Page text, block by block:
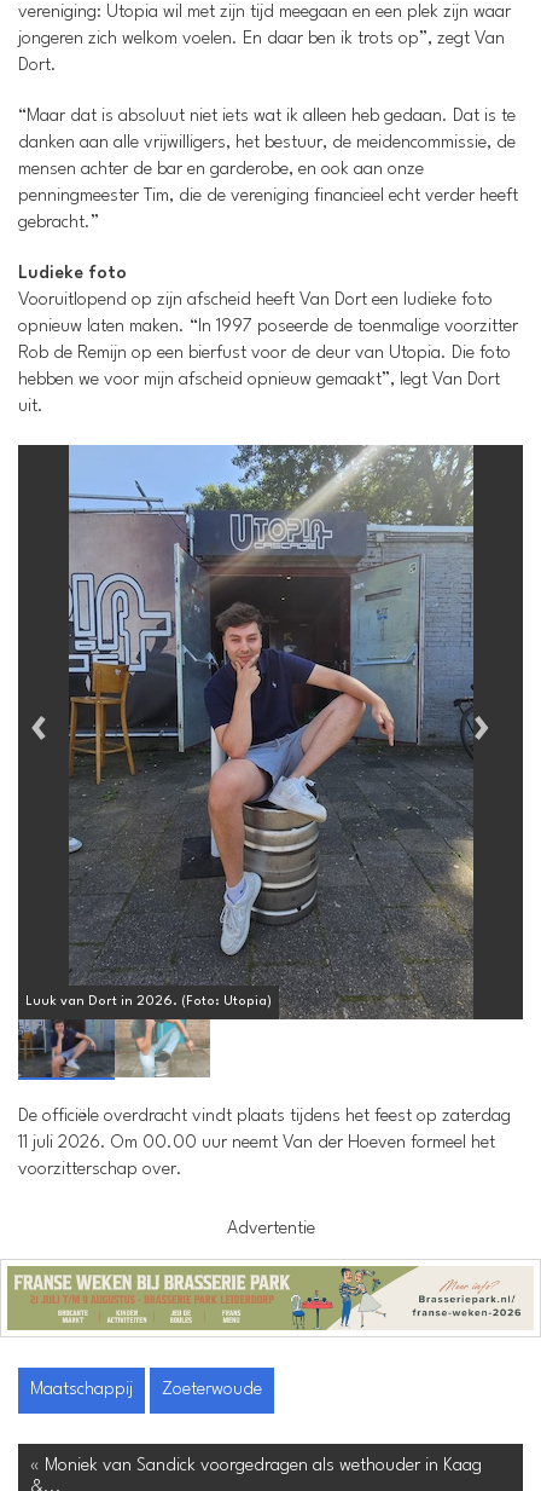
vereniging: Utopia wil met zijn tijd meegaan en een plek zijn waar
jongeren zich welkom voelen. En daar ben ik trots op”, zegt Van
Dort.
“Maar dat is absoluut niet iets wat ik alleen heb gedaan. Dat is te
danken aan alle vrijwilligers, het bestuur, de meidencommissie, de
mensen achter de bar en garderobe, en ook aan onze
penningmeester Tim, die de vereniging financieel echt verder heeft
gebracht.”
Ludieke foto
Vooruitlopend op zijn afscheid heeft Van Dort een ludieke foto
opnieuw laten maken. “In 1997 poseerde de toenmalige voorzitter
Rob de Remijn op een bierfust voor de deur van Utopia. Die foto
hebben we voor mijn afscheid opnieuw gemaakt”, legt Van Dort
uit.
Luuk van Dort in 2026. (Foto: Utopia)
De officiële overdracht vindt plaats tijdens het feest op zaterdag
11 juli 2026. Om 00.00 uur neemt Van der Hoeven formeel het
voorzitterschap over.
Advertentie
Maatschappij Zoeterwoude
« Moniek van Sandick voorgedragen als wethouder in Kaag